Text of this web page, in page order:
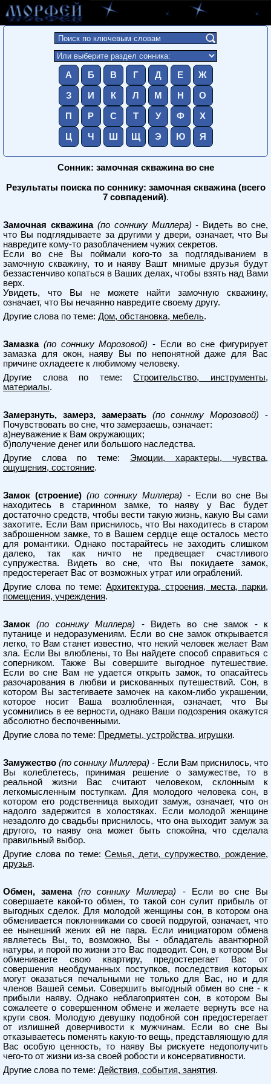
А Б В Г Д Е Ж
З И К Л М Н О
П Р С Т У Ф Х
Ц Ч Ш Щ Э Ю Я
Сонник: замочная скважина во сне
Результаты поиска по соннику: замочная скважина (всего
7 совпадений).
Замочная скважина (по соннику Миллера) - Видеть во сне,
что Вы подглядываете за другими у двери, означает, что Вы
навредите кому-то разоблачением чужих секретов.
Если во сне Вы поймали кого-то за подглядыванием в
замочную скважину, то и наяву Вашт мнимые друзья будут
беззастенчиво копаться в Ваших делах, чтобы взять над Вами
верх.
Увидеть, что Вы не можете найти замочную скважину,
означает, что Вы нечаянно навредите своему другу.
Другие слова по теме: Дом, обстановка, мебель.
Замазка (по соннику Морозовой) - Если во сне фигурирует
замазка для окон, наяву Вы по непонятной даже для Вас
причине охладеете к любимому человеку.
Другие слова по теме:Строительство, инструменты,
материалы.
Замерзнуть, замерз, замерзать (по соннику Морозовой) -
Почувствовать во сне, что замерзаешь, означает:
а)неуважение к Вам окружающих;
б)получение денег или большого наследства.
Другие слова по теме: Эмоции, характеры, чувства,
ощущения, состояние.
Замок (строение) (по соннику Миллера) - Если во сне Вы
находитесь в старинном замке, то наяву у Вас будет
достаточно средств, чтобы вести такую жизнь, какую Вы сами
захотите. Если Вам приснилось, что Вы находитесь в старом
заброшенном замке, то в Вашем сердце еще осталось место
для романтики. Однако постарайтесь не заходить слишком
далеко, так как ничто не предвещает счастливого
супружества. Видеть во сне, что Вы покидаете замок,
предостерегает Вас от возможных утрат или ограблений.
Другие слова по теме:Архитектура, строения, места, парки,
помещения, учреждения.
Замок (по соннику Миллера) - Видеть во сне замок - к
путанице и недоразумениям. Если во сне замок открывается
легко, то Вам станет известно, что некий человек желает Вам
зла. Если Вы влюблены, то Вы найдете способ справиться с
соперником. Также Вы совершите выгодное путешествие.
Если во сне Вам не удается открыть замок, то опасайтесь
разочарования в любви и рискованных путешествий. Сон, в
котором Вы застегиваете замочек на каком-либо украшении,
которое носит Ваша возлюбленная, означает, что Вы
усомнились в ее верности, однако Ваши подозрения окажутся
абсолютно беспочвенными.
Другие слова по теме: Предметы, устройства, игрушки.
Замужество (по соннику Миллера) - Если Вам приснилось, что
Вы колеблетесь, принимая решение о замужестве, то в
реальной жизни Вас считают человеком, склонным к
легкомысленным поступкам. Для молодого человека сон, в
котором его родственница выходит замуж, означает, что он
надолго задержится в холостяках. Если молодой женщине
незадолго до свадьбы приснилось, что она выходит замуж за
другого, то наяву она может быть спокойна, что сделала
правильный выбор.
Другие слова по теме:Семья, дети, супружество, рождение,
друзья.
Обмен, замена (по соннику Миллера) - Если во сне Вы
совершаете какой-то обмен, то такой сон сулит прибыль от
выгодных сделок. Для молодой женщины сон, в котором она
обменивается поклонниками со своей подругой, означает, что
ее нынешний жених ей не пара. Если инициатором обмена
являетесь Вы, то, возможно, Вы - обладатель авантюрной
натуры, и порой по жизни это Вас подводит. Сон, в котором Вы
обмениваете свою квартиру, предостерегает Вас от
совершения необдуманных поступков, последствия которых
могут оказаться печальными не только для Вас, но и для
членов Вашей семьи. Совершить выгодный обмен во сне - к
прибыли наяву. Однако неблагоприятен сон, в котором Вы
сожалеете о совершенном обмене и желаете вернуть все на
круги своя. Молодую девушку подобной сон предостерегает
от излишней доверчивости к мужчинам. Если во сне Вы
отказываетесь поменять какую-то вещь, представляющую для
Вас особую ценность, то наяву Вы рискуете недополучить
чего-то от жизни из-за своей робости и консервативности.
Другие слова по теме: Действия, события, занятия.